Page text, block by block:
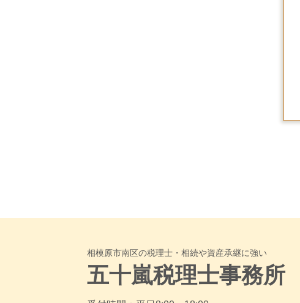
相模原市南区の税理士・相続や資産承継に強い
五十嵐税理士事務所